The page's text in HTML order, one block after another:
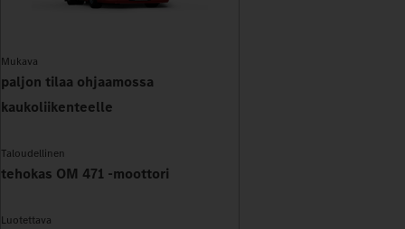
Mukava
paljon tilaa ohjaamossa
kaukoliikenteelle
Taloudellinen
tehokas OM 471 -moottori
Luotettava